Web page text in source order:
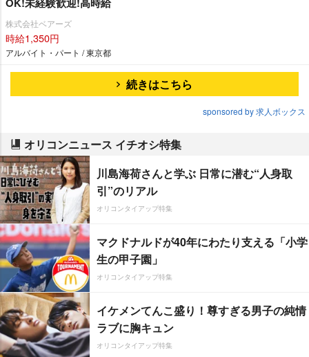
株式会社ベアーズ
時給1,350円
アルバイト・パート / 東京都
続きはこちら
sponsored by 求人ボックス
オリコンニュース イチオシ特集
川島海荷さんと学ぶ 日常に潜む“人身取
引”のリアル
オリコンタイアップ特集
マクドナルドが40年にわたり支える「小学
生の甲子園」
オリコンタイアップ特集
イケメンてんこ盛り！尊すぎる男子の純情
ラブに胸キュン
オリコンタイアップ特集